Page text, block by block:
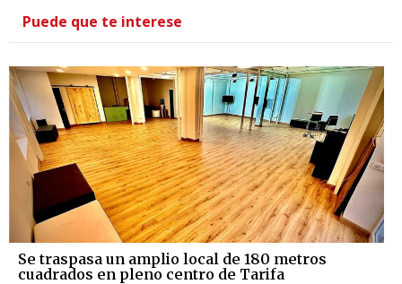
Puede que te interese
Se traspasa un amplio local de 180 metros
cuadrados en pleno centro de Tarifa